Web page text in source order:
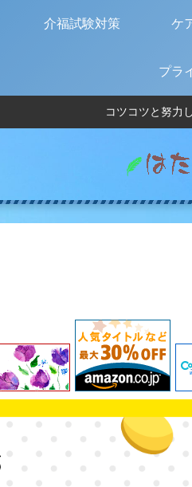
コツコツと努力
介福試験対策 ケ
プラ